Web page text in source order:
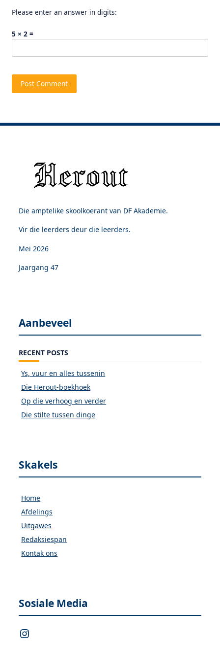
Please enter an answer in digits:
5 × 2 =
Die amptelike skoolkoerant van DF Akademie.
Vir die leerders deur die leerders.
Mei 2026
Jaargang 47
Aanbeveel
RECENT POSTS
Ys, vuur en alles tussenin
Die Herout-boekhoek
Op die verhoog en verder
Die stilte tussen dinge
Skakels
Home
Afdelings
Uitgawes
Redaksiespan
Kontak ons
Sosiale Media
Instagram